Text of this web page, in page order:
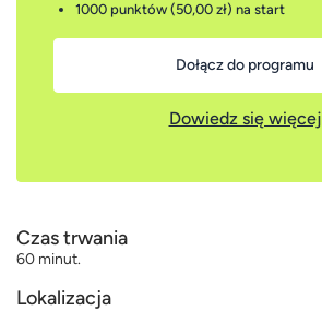
1000 punktów (50,00 zł) na start
Dołącz do programu
Dowiedz się więcej
Czas trwania
60 minut.
Lokalizacja